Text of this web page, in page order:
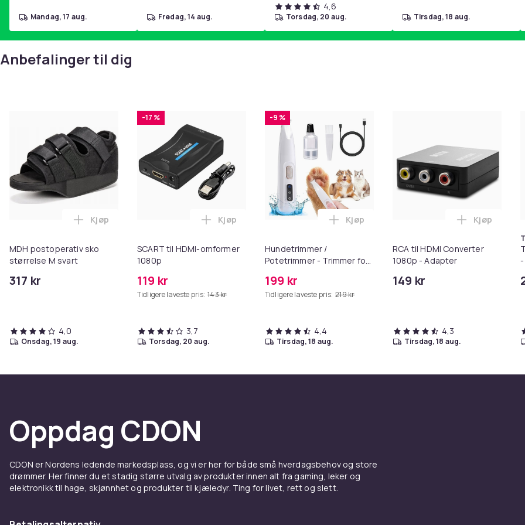
mandag, 17 aug. fredag, 14 aug.
4,6
torsdag, 20 aug. tirsdag, 18 aug.
Anbefalinger til dig
MDH postoperativ sko
størrelse M svart
317 kr
Legg MDH postoperativ sko størrelse M svart i handlekurven
Kjøp
4,0
onsdag, 19 aug.
-17 %
SCART til HDMI-omformer
1080p
119 kr
Tidligere laveste pris: 143 kr
Legg SCART til HDMI-omformer 1080p i handlekurven
Kjøp
3,7
torsdag, 20 aug.
-9 %
Hundetrimmer /
Potetrimmer - Trimmer for
199 kr
Tidligere laveste pris: 219 kr
Legg Hundetrimmer / Potetrimmer -
Kjøp
4,4
tirsdag, 18 aug.
RCA til HDMI Converter
1080p - Adapter
149 kr
Legg RCA
Kjøp
4,3
tirsdag, 18 aug.
-
Oppdag CDON
CDON er Nordens ledende markedsplass, og vi er her for både små hverdagsbehov og store
drømmer. Her finner du et stadig større utvalg av produkter innen alt fra gaming, leker og
elektronikk til hage, skjønnhet og produkter til kjæledyr. Ting for livet, rett og slett.